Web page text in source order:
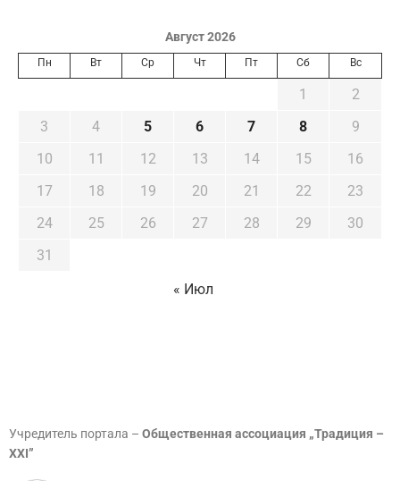
Август 2026
Пн Вт Ср Чт Пт Сб Вс
1
2
3
4 5 6 7 8
9
10
11 12 13 14 15
16
17
18 19 20 21 22
23
24
25 26 27 28 29
30
31
« Июл
Учредитель портала – Общественная ассоциация „Традиция –
XXI”